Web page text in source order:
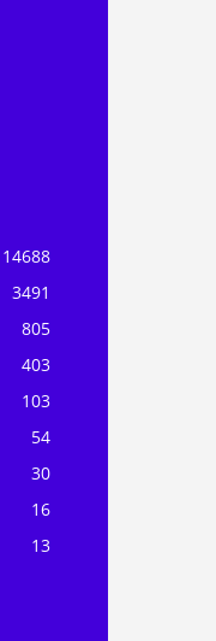
14688
3491
805
403
103
54
30
16
13